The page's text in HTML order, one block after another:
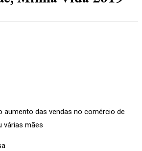
aumento das vendas no comércio de
várias mães